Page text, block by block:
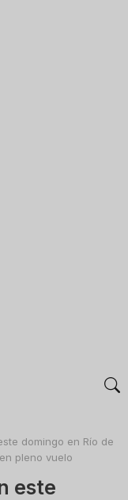
domingo en Río de
pleno vuelo
este